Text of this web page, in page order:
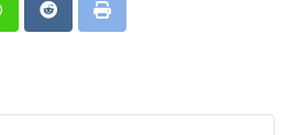
RedditPrint